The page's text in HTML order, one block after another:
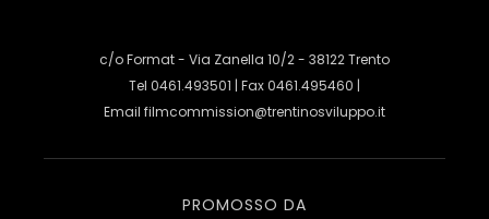
c/o Format - Via Zanella 10/2 - 38122 Trento
Tel 0461.493501 | Fax 0461.495460 |
Email filmcommission@trentinosviluppo.it
PROMOSSO DA